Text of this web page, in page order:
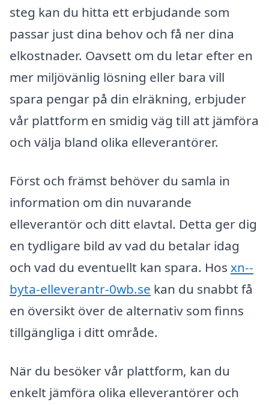
steg kan du hitta ett erbjudande som
passar just dina behov och få ner dina
elkostnader. Oavsett om du letar efter en
mer miljövänlig lösning eller bara vill
spara pengar på din elräkning, erbjuder
vår plattform en smidig väg till att jämföra
och välja bland olika elleverantörer.
Först och främst behöver du samla in
information om din nuvarande
elleverantör och ditt elavtal. Detta ger dig
en tydligare bild av vad du betalar idag
och vad du eventuellt kan spara. Hos xn--
byta-elleverantr-0wb.se kan du snabbt få
en översikt över de alternativ som finns
tillgängliga i ditt område.
När du besöker vår plattform, kan du
enkelt jämföra olika elleverantörer och